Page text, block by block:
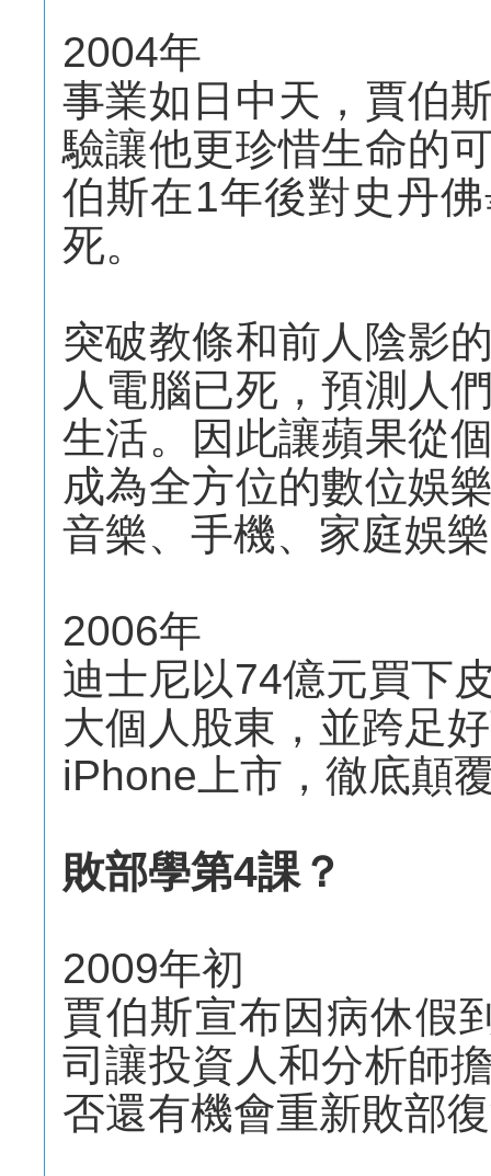
2004年
事業如日中天，賈伯
驗讓他更珍惜生命的
伯斯在1年後對史丹
死。
突破教條和前人陰影
人電腦已死，預測人
生活。因此讓蘋果從
成為全方位的數位娛
音樂、手機、家庭娛
2006年
迪士尼以74億元買下
大個人股東，並跨足
iPhone上市，徹底顛
敗部學第4課？
2009年初
賈伯斯宣布因病休假
司讓投資人和分析師
否還有機會重新敗部